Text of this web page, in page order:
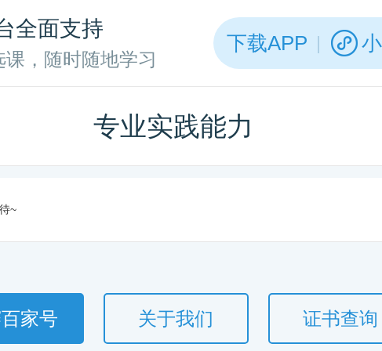
全面支持
课，随时随地学习
下载APP
专业实践能力
~
家号 关于我们 证书查询